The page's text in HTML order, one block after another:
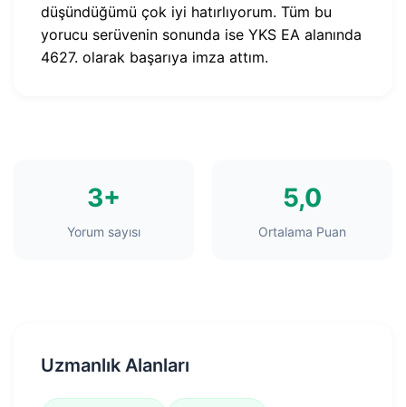
düşündüğümü çok iyi hatırlıyorum. Tüm bu
yorucu serüvenin sonunda ise YKS EA alanında
4627. olarak başarıya imza attım.
3+
Yorum sayısı
5,0
Ortalama Puan
Uzmanlık Alanları